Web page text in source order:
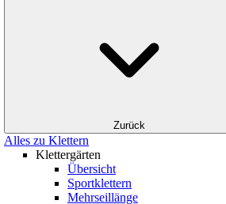
Zurück
Alles zu Klettern
Klettergärten
Übersicht
Sportklettern
Mehrseillänge